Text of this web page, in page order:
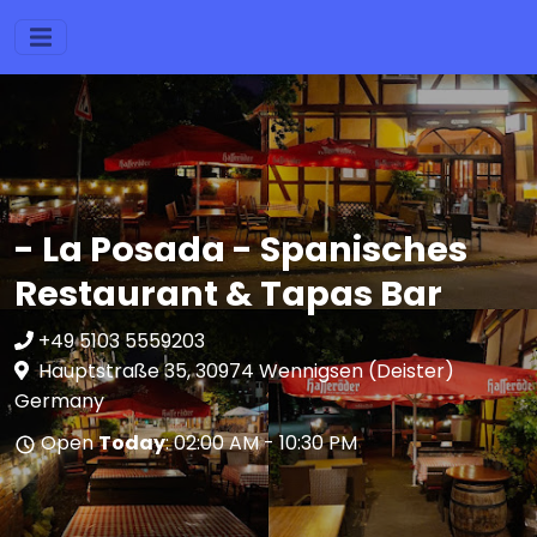
- La Posada - Spanisches
Restaurant & Tapas Bar
+49 5103 5559203
Hauptstraße 35, 30974 Wennigsen (Deister)
Germany
OpenToday: 02:00 AM - 10:30 PM